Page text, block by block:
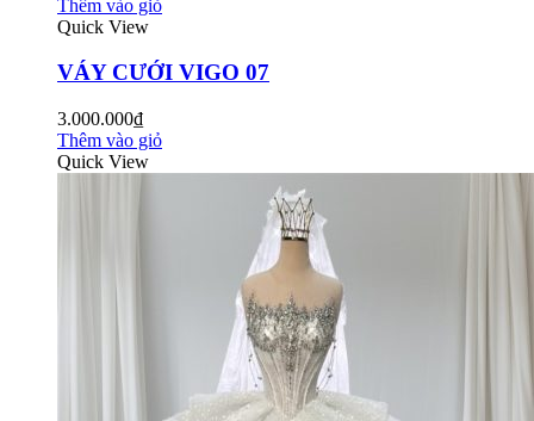
Thêm vào giỏ
Quick View
VÁY CƯỚI VIGO 07
3.000.000₫
Thêm vào giỏ
Quick View